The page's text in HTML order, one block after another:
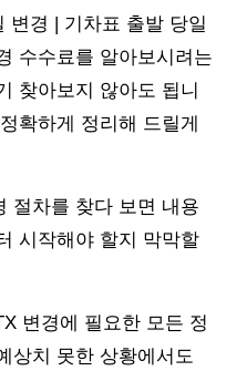
변경 | 기차표 출발 당일
수수료를 알아보시려는
찾아보지 않아도 됩니
확하게 정리해 드릴게
절차를 찾다 보면 내용
시작해야 할지 막막할
변경에 필요한 모든 정
상치 못한 상황에서도